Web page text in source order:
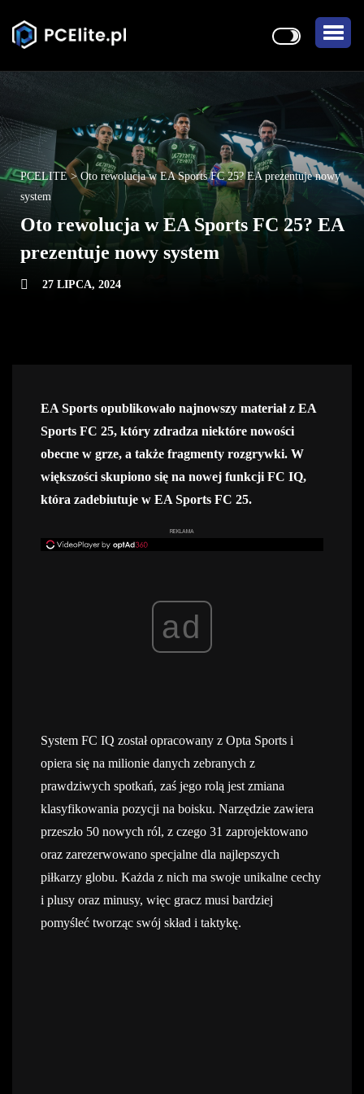
PCELITE>Oto rewolucja w EA Sports FC 25? EA prezentuje nowy
system
Oto rewolucja w EA Sports FC 25? EA
prezentuje nowy system
27 LIPCA, 2024
EA Sports opublikowało najnowszy materiał z EA
Sports FC 25, który zdradza niektóre nowości
obecne w grze, a także fragmenty rozgrywki. W
większości skupiono się na nowej funkcji FC IQ,
która zadebiutuje w EA Sports FC 25.
REKLAMA
ad
System FC IQ został opracowany z Opta Sports i
opiera się na milionie danych zebranych z
prawdziwych spotkań, zaś jego rolą jest zmiana
klasyfikowania pozycji na boisku. Narzędzie zawiera
przeszło 50 nowych ról, z czego 31 zaprojektowano
oraz zarezerwowano specjalne dla najlepszych
piłkarzy globu. Każda z nich ma swoje unikalne cechy
i plusy oraz minusy, więc gracz musi bardziej
pomyśleć tworząc swój skład i taktykę.